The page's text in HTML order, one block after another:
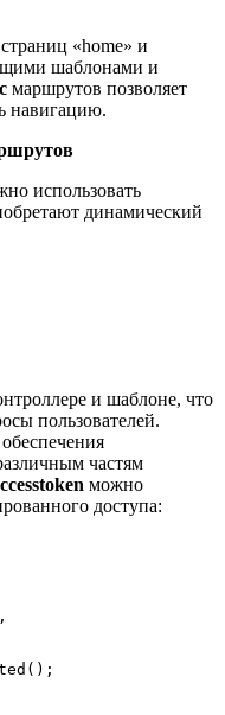
«home» и
шаблонами и
маршрутов позволяет
навигацию.
использовать
динамический
и шаблоне, что
пользователей.
частям
можно
доступа: